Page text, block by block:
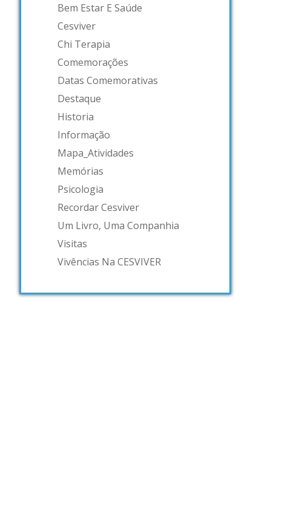
Bem Estar E Saúde
Cesviver
Chi Terapia
Comemorações
Datas Comemorativas
Destaque
Historia
Informação
Mapa_Atividades
Memórias
Psicologia
Recordar Cesviver
Um Livro, Uma Companhia
Visitas
Vivências Na CESVIVER